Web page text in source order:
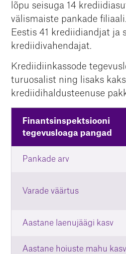
lõpu seisuga 14
välismaiste pankade
Eestis 41 krediidiandjat ja
krediidivahendajat.
Krediidiinkassode
turuosalist ning lisaks
krediidihaldusteenuse
Finantsinspektsiooni
tegevusloaga pangad
Pankade arv
Varade väärtus
Aastane laenujäägi kasv
Aastane hoiuste mahu kasv